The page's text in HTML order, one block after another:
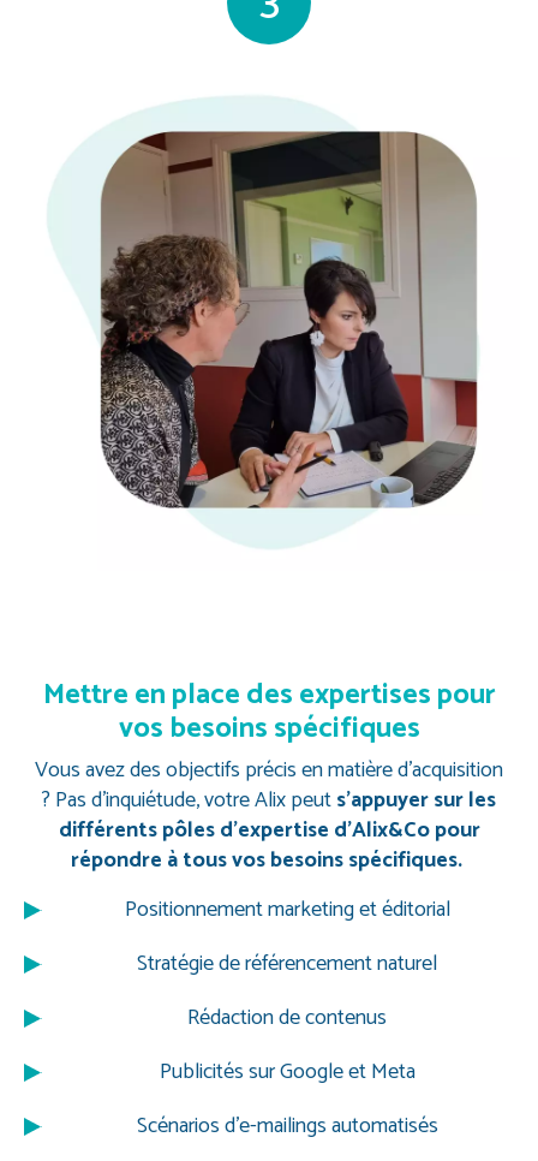
Mettre en place des expertises pour
vos besoins spécifiques
Vous avez des objectifs précis en matière d’acquisition
? Pas d’inquiétude, votre Alix peuts’appuyer sur les
différents pôles d’expertise d’Alix&Co pour
répondre à tous vos besoins spécifiques.
Positionnement marketing et éditorial
Stratégie de référencement naturel
Rédaction de contenus
Publicités sur Google et Meta
Scénarios d’e-mailings automatisés